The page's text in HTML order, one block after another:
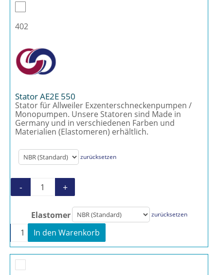
402
Stator AE2E 550
Stator für Allweiler Exzenterschneckenpumpen /
Monopumpen. Unsere Statoren sind Made in
Germany und in verschiedenen Farben und
Materialien (Elastomeren) erhältlich.
zurücksetzen
Stator AE2E 550 Menge
- +
Elastomer zurücksetzen
Stator AE2E 550 Menge
+
In den Warenkorb